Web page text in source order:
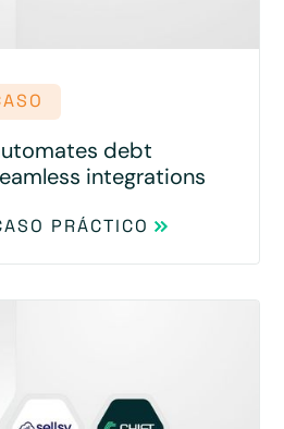
debt
integrations
PRÁCTICO